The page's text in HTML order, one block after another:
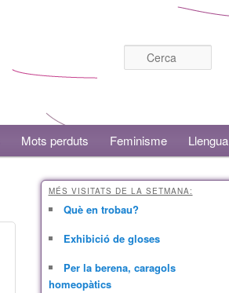
Mots perduts Feminisme Llengua
MÉS VISITATS DE LA SETMANA:
Què en trobau?
Exhibició de gloses
Per la berena, caragols
homeopàtics